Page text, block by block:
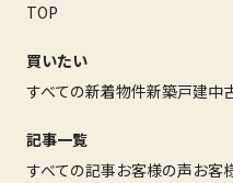
TOP
買いたい
すべての新着物件新築戸建中
記事一覧
すべての記事お客様の声お客